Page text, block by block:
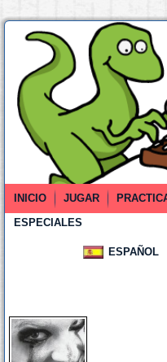
INICIO JUGAR
ESPECIALES
ESPAÑOL